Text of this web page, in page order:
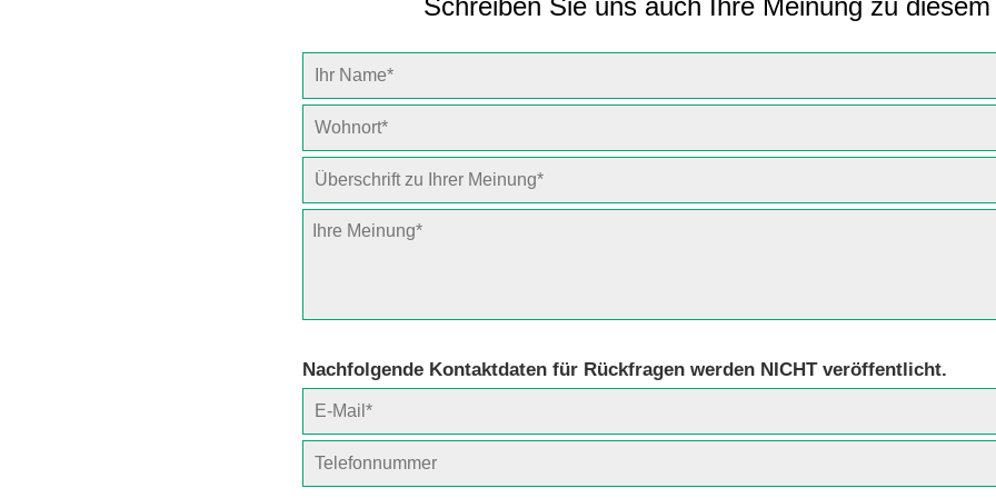
Schreiben Sie uns auch Ihre Meinung zu
Nachfolgende Kontaktdaten für Rückfragen werden NICHT veröffentlicht.